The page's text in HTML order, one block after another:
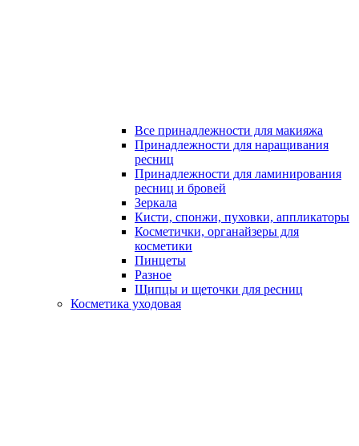
Все принадлежности для макияжа
Принадлежности для наращивания
ресниц
Принадлежности для ламинирования
ресниц и бровей
Зеркала
Кисти, спонжи, пуховки, аппликаторы
Косметички, органайзеры для
косметики
Пинцеты
Разное
Щипцы и щеточки для ресниц
Косметика уходовая